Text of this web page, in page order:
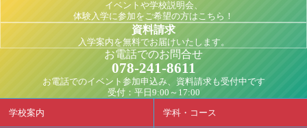
イベントや学校説明会、
体験入学に参加をご希望の方はこちら！
資料請求
入学案内を無料でお届けいたします。
お電話でのお問合せ
078-241-8611
お電話でのイベント参加申込み、資料請求も受付中です
受付：平日9:00～17:00
学校案内 学科・コース